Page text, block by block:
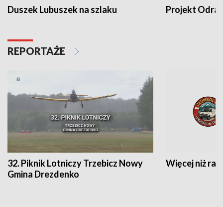
Duszek Lubuszek na szlaku Projekt Odra
REPORTAŻE
32. Piknik Lotniczy Trzebicz Nowy
Gmina Drezdenko
Więcej niż rajd